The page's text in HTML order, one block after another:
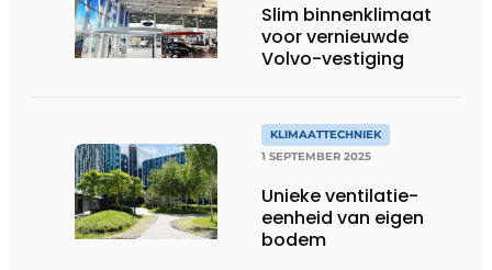
Slim binnenklimaat
voor vernieuwde
Volvo-vestiging
KLIMAATTECHNIEK
1 SEPTEMBER 2025
Unieke ventilatie-
eenheid van eigen
bodem